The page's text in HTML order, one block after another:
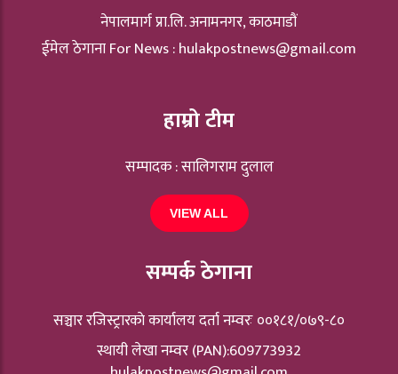
नेपालमार्ग प्रा.लि. अनामनगर, काठमाडौं
ईमेल ठेगाना For News :hulakpostnews@gmail.com
हाम्रो टीम
सम्पादक : सालिगराम दुलाल
VIEW ALL
सम्पर्क ठेगाना
सञ्चार रजिस्ट्रारकाे कार्यालय दर्ता नम्वरः ००१८१/०७९-८०
स्थायी लेखा नम्वर (PAN):609773932